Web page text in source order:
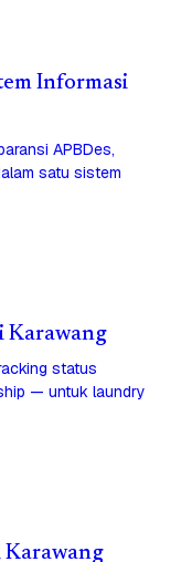
Informasi
APBDes,
satu sistem
Karawang
status
— untuk laundry
Karawang